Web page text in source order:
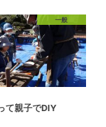
一般
て親子でDIY